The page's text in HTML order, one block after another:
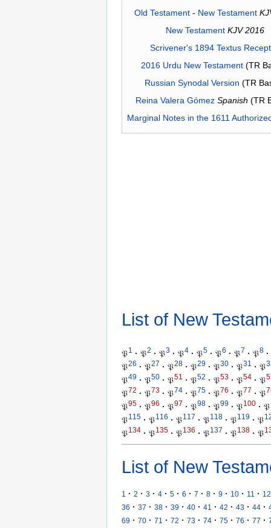
Old Testament- New Testament
New Testament KJV 2016
Scrivener's 1894 Textus
2016 Urdu New Testament(TR
Russian Synodal Version (TR
Reina Valera Gómez Spanish (TR
Marginal Notes in the 1611
List of New
𝔓1 · 𝔓2 · 𝔓3 · 𝔓4 · 𝔓5 · 𝔓6 · 𝔓7 · 𝔓8 ·
𝔓26 · 𝔓27 · 𝔓28 · 𝔓29 · 𝔓30 · 𝔓31 · 𝔓
𝔓49 · 𝔓50 · 𝔓51 · 𝔓52 · 𝔓53 · 𝔓54 · 𝔓
𝔓72 · 𝔓73 · 𝔓74 · 𝔓75 · 𝔓76 · 𝔓77 · 𝔓
𝔓95 · 𝔓96 · 𝔓97 · 𝔓98 · 𝔓99 · 𝔓100 · 𝔓
𝔓115 · 𝔓116 · 𝔓117 · 𝔓118 · 𝔓119 · 𝔓
𝔓134 · 𝔓135 · 𝔓136 · 𝔓137 · 𝔓138 · 𝔓
List of New
1 · 2 · 3 · 4 · 5 · 6 · 7 · 8 · 9 · 10 · 11 · 12
36 · 37 · 38 · 39 · 40 · 41 · 42 · 43 · 44 ·
69 · 70 · 71 · 72 · 73 · 74 · 75 · 76 · 77 ·